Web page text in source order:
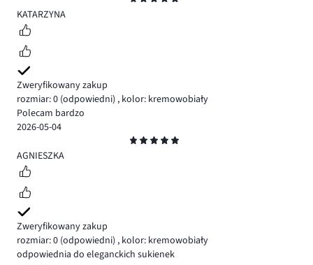
5
KATARZYNA
Zweryfikowany zakup
rozmiar: 0 (odpowiedni) , kolor: kremowobiały
Polecam bardzo
2026-05-04
5
AGNIESZKA
Zweryfikowany zakup
rozmiar: 0 (odpowiedni) , kolor: kremowobiały
odpowiednia do eleganckich sukienek